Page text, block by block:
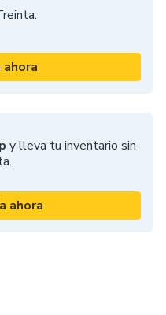
ahora
y lleva tu inventario sin
ahora